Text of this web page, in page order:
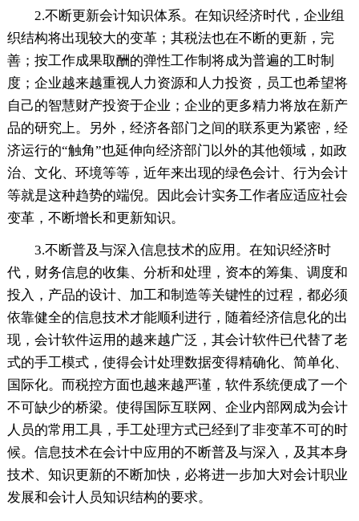
2.不断更新会计知识体系。在知识经济时代，企业组
织结构将出现较大的变革；其税法也在不断的更新，完
善；按工作成果取酬的弹性工作制将成为普遍的工时制
度；企业越来越重视人力资源和人力投资，员工也希望将
自己的智慧财产投资于企业；企业的更多精力将放在新产
品的研究上。另外，经济各部门之间的联系更为紧密，经
济运行的“触角”也延伸向经济部门以外的其他领域，如政
治、文化、环境等等，近年来出现的绿色会计、行为会计
等就是这种趋势的端倪。因此会计实务工作者应适应社会
变革，不断增长和更新知识。
3.不断普及与深入信息技术的应用。在知识经济时
代，财务信息的收集、分析和处理，资本的筹集、调度和
投入，产品的设计、加工和制造等关键性的过程，都必须
依靠健全的信息技术才能顺利进行，随着经济信息化的出
现，会计软件运用的越来越广泛，其会计软件已代替了老
式的手工模式，使得会计处理数据变得精确化、简单化、
国际化。而税控方面也越来越严谨，软件系统便成了一个
不可缺少的桥梁。使得国际互联网、企业内部网成为会计
人员的常用工具，手工处理方式已经到了非变革不可的时
候。信息技术在会计中应用的不断普及与深入，及其本身
技术、知识更新的不断加快，必将进一步加大对会计职业
发展和会计人员知识结构的要求。